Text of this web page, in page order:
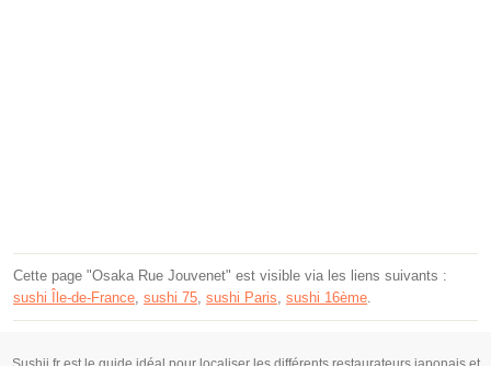
Cette page "Osaka Rue Jouvenet" est visible via les liens suivants :
sushi Île-de-France sushi 75 sushi Paris sushi 16ème